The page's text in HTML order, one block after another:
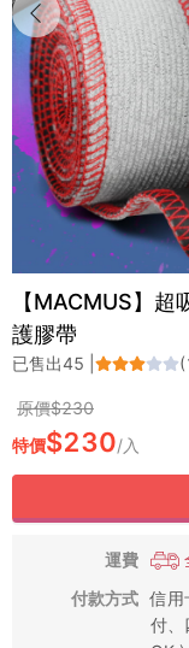
【MACMUS】
護膠帶
已售出45 (
原價$230
特價$230/入
運費
付款方式 信用
付、